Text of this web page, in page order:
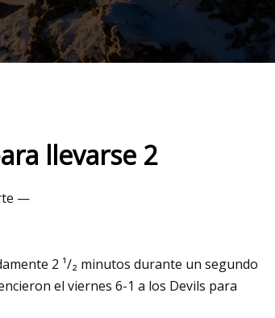
llevarse 2
—
2 ¹/₂ minutos durante un segundo
el viernes 6-1 a los Devils para